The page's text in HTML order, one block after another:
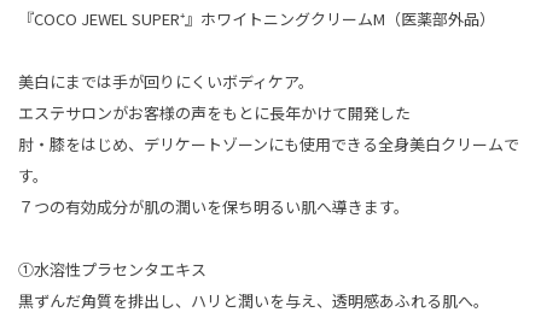
『COCO JEWEL SUPER⁺』ホワイトニングクリームM（医薬部外品）
美白にまでは手が回りにくいボディケア。
エステサロンがお客様の声をもとに長年かけて開発した
肘・膝をはじめ、デリケートゾーンにも使用できる全身美白クリームで
す。
７つの有効成分が肌の潤いを保ち明るい肌へ導きます。
①水溶性プラセンタエキス
黒ずんだ角質を排出し、ハリと潤いを与え、透明感あふれる肌へ。